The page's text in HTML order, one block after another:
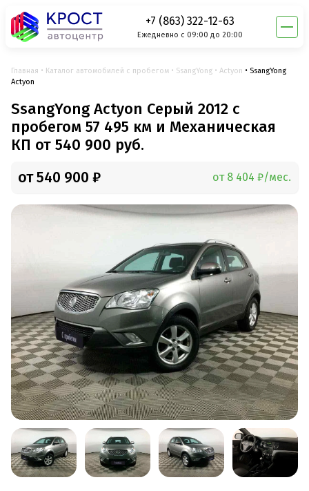
+7 (863) 322-12-63
Ежедневно с 09:00 до 20:00
Главная Каталог автомобилей с пробегом SsangYong Actyon
SsangYong
Actyon
SsangYong Actyon Серый 2012 с
пробегом 57 495 км и Механическая
КП от 540 900 руб.
от 540 900 ₽ от 8 404 ₽/мес.